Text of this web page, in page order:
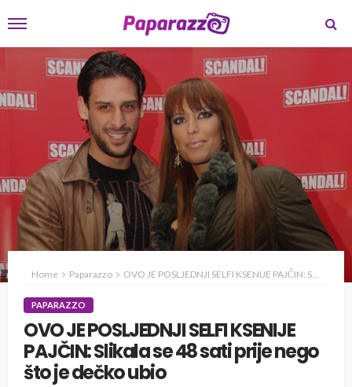
Home Paparazzo OVO JE POSLJEDNJI SELFI KSENIJE PAJČIN: Slikala se 48 sati prije nego što je dečko ubio
PAPARAZZO
OVO JE POSLJEDNJI SELFI KSENIJE
PAJČIN: Slikala se 48 sati prije nego
što je dečko ubio